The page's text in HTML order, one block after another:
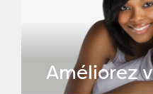
Améliorez